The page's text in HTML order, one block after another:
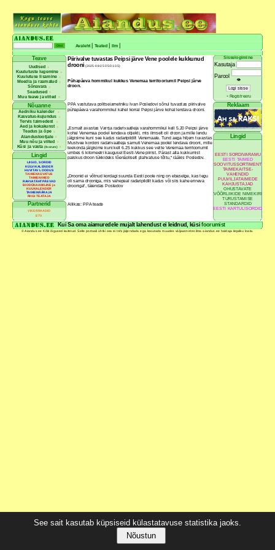
See sait kasutab küpsiseid külastatavuse statistika jaoks.
Nõustun
Avaleht Teated Ilm
Teave
Uudised
Kuulutuste lugemine
Kuulutuse lisamine
Meedia ja raamatud
Sõnavara
Seadused
Muu teave ja viited
Nõuanne
Aedniku kalender
Kasvatus-kujundus
Tervis taimedest
Aed ja kokakunst
Teadus ja õpe
Aiandustootjale
Muu nõu ja viited
Küsi ja vasta(foorum)
Lingid
LIIGID, SORDID
KÜLVIKALENDER
HUVITAV LOODUS
TAIMEKASVATUS
TAIMENIMED
RAHVATÄHTPÄEVAD
BIODÜNAAMILINE ja
KUUKALENDER
TAIMEMÄÄRAJA
RIIGI TEATAJA
Partnerid
VIKERRAADIO
ETV
Piirivalve tuvastas Peipsi järve Vene poolele kukkunud
drooni (2025-08-25 05:01:35)
Pühapäeva hommikul kukkus Venemaa territooriumil Peipsi järve
droon.
PPA vastutava politseiametniku Ivan Posledovi sõnul tuvastas piirivalve
pühapäeva varahommikul kahel korral Peipsi järve kohal lendava drooni.
„Esmalt avastas Varnja radarivaatleja varahommikul kell 5.20 Peipsi järve
kohal Venemaa poolel lendava objekti, mis ilmselt oli droon ja mille lendu
jälgisime kuni see kadus radaripildilt Venemaale. Tund aega hiljem tuvastas
Mustvee kordoni radarivaatleja samuti Venemaa poolel lendava drooni, mille
teekonda jälgisime kuni kell 6.25 kukkus see vette Venemaa territooriumil
umbes 6 kilomeetri kaugusel Eesti-Vene piirist. Pärast alla kukkumist
paiskus droon tükkideks tõenäoliselt plahvatuse tõttu,“ rääkis Posledov.
„Droonid ei võtnud kordagi suunda Eesti poole ning on ebaselge, kas tegu
oli sama drooniga, mis vahepeal radaripildilt kadus või siis kahe erineva
drooniga“, täiendas Posledov
Allikas: PPA teade
Sisselogimine
Kasutaja
Parool
👁
- Registreeru
Reklaam
Lingid
EESTI SORDIVARAMU
EESTI TAIMED
SOOVITUSSORTIMENT
TAIMEKAITSE-
VAHENDID
PUUVILJATAIMEDE
KAHJUSTAJAD
OHUSTAVATE
VÕÕRLIIKIDE NIMEKIRI
TURUSTAMISE
STANDARDID
EESTI KARTULISORDID
Kui Sa oma aiamuredele mujalt lahendust ei leidnud, küsi foorumist
© Aiandus.ee Kõik õigused kaitstud. Selle portaali ühtki osa ei tohi jäljendada ega kasutada muudes väljaannetes ilma aiandus.ee haldaja kirjaliku loata.